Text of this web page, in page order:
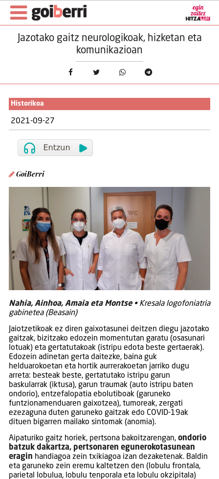
Jazotako gaitz neurologikoak, hizketan eta
komunikazioan
Historikoa
2021-09-27
GoiBerri
Nahia, Ainhoa, Amaia eta Montse• Kresala logofoniatria
gabinetea (Beasain)
Jaiotzetikoak ez diren gaixotasunei deitzen diegu jazotako
gaitzak, bizitzako edozein momentutan garatu (osasunari
lotuak) eta gertatutakoak (istripu edota beste gertaerak).
Edozein adinetan gerta daitezke, baina guk
helduarokoetan eta hortik aurrerakoetan jarriko dugu
arreta: besteak beste, gertatutako istripu garun
baskularrak (iktusa), garun traumak (auto istripu baten
ondorio), entzefalopatia ebolutiboak (garuneko
funtzionamenduaren gaixotzea), tumoreak, zergati
ezezaguna duten garuneko gaitzak edo COVID-19ak
dituen bigarren mailako sintomak (anomia).
Aipaturiko gaitz horiek, pertsona bakoitzarengan, ondorio
batzuk dakartza, pertsonaren egunerokotasunean
eragin handiagoa zein txikiagoa izan dezaketenak. Baldin
eta garuneko zein eremu kaltetzen den (lobulu frontala,
parietal lobulua, lobulu tenporala eta lobulu okzipitala)